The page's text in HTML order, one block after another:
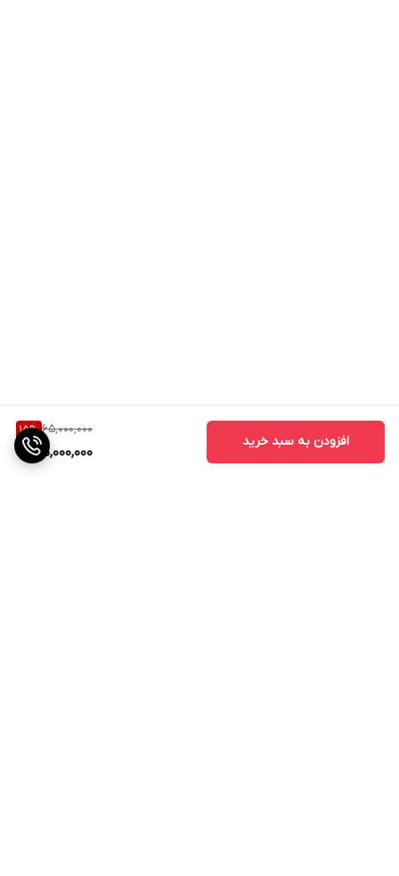
65,000,000
15%
55,000,000
افزودن به سبد خرید